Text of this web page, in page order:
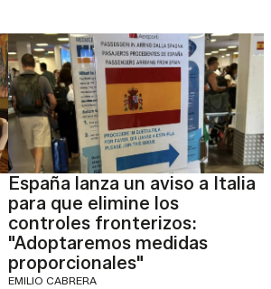
España lanza un aviso a Italia
para que elimine los
controles fronterizos:
"Adoptaremos medidas
proporcionales"
EMILIO CABRERA